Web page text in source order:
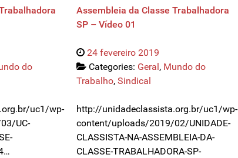
do
uc1/wp-
UC-
Assembleia da Classe Trabalhadora
SP – Vídeo 01
24 fevereiro 2019
Categories: Geral , Mundo do
Trabalho, Sindical
http://unidadeclassista.org.br/uc1/wp-
content/uploads/2019/02/UNIDADE-
CLASSISTA-NA-ASSEMBLEIA-DA-
CLASSE-TRABALHADORA-SP-